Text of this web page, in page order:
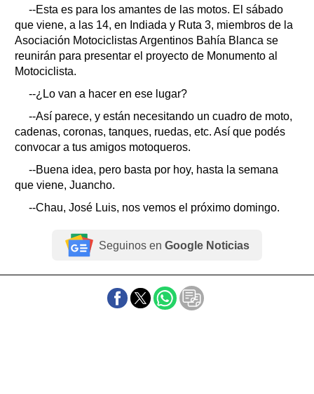
--Esta es para los amantes de las motos. El sábado
que viene, a las 14, en Indiada y Ruta 3, miembros de la
Asociación Motociclistas Argentinos Bahía Blanca se
reunirán para presentar el proyecto de Monumento al
Motociclista.
--¿Lo van a hacer en ese lugar?
--Así parece, y están necesitando un cuadro de moto,
cadenas, coronas, tanques, ruedas, etc. Así que podés
convocar a tus amigos motoqueros.
--Buena idea, pero basta por hoy, hasta la semana
que viene, Juancho.
--Chau, José Luis, nos vemos el próximo domingo.
Seguinos en Google Noticias